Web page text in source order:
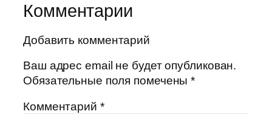
Комментарии
Добавить комментарий
Ваш адрес email не будет опубликован.
Обязательные поля помечены*
Комментарий *